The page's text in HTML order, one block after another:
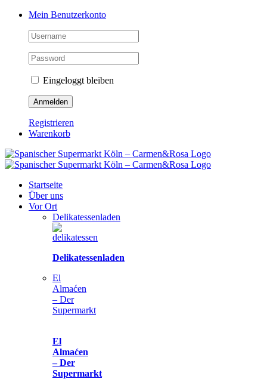
Zum
springen
Facebook
Instagram
Pinterest
Tiktok
YouTubeMein Benutzerkonto
Eingeloggt bleiben
Registrieren
Warenkorb
Startseite
Über uns
Vor Ort
Delikatessenladen
Delikatessenladen
El
Almaćen
– Der
Supermarkt
El
Almaćen
– Der
Supermarkt